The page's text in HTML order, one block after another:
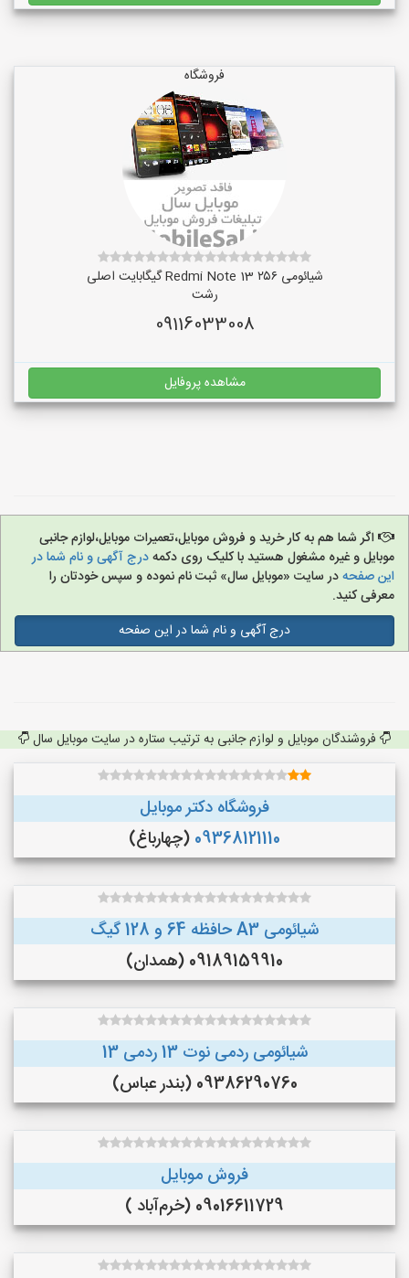
فروشگاه
شیائومی Redmi Note 13 ۲۵۶ گیگابایت اصلی
رشت
09116033008
مشاهده پروفایل
اگر شما هم به کار خرید و فروش موبایل،تعمیرات موبایل،لوازم جانبی
موبایل و غیره مشغول هستید با کلیک روی دکمهدرج آگهی و نام شما در
این صفحهدر سایت «موبایل سال» ثبت نام نموده و سپس خودتان را
معرفی کنید.
درج آگهی و نام شما در این صفحه
فروشندگان موبایل و لوازم جانبی به ترتیب ستاره در سایت موبایل سال
فروشگاه دکتر موبایل
09368121110 (چهارباغ)
شیائومی A3 حافظه 64 و 128 گیگ
09189159910 (همدان)
شیائومی ردمی نوت 13 ردمی 13
09386290760 (بندر عباس)
فروش موبایل
09016611729 (خرم‌آباد )